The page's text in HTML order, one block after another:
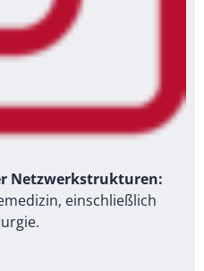
Netzwerkstrukturen:
einschließlich